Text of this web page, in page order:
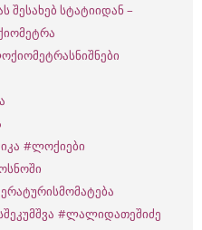
შესახებ სტატიიდან –
#ლოქიები
#ლალიდათეშიძე